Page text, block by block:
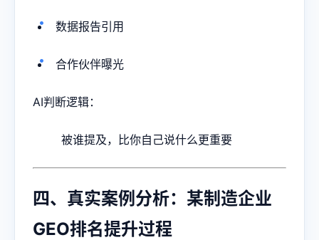
数据报告引用
合作伙伴曝光
AI判断逻辑：
被谁提及，比你自己说什么更重要
四、真实案例分析：某制造企业
GEO排名提升过程